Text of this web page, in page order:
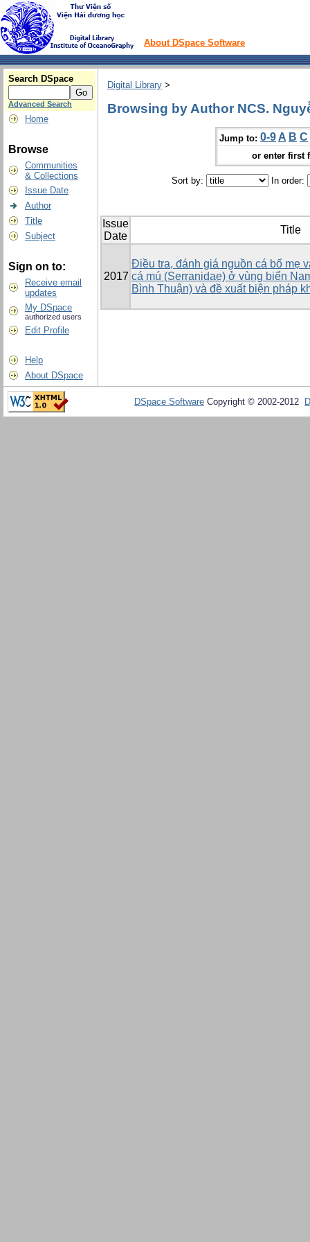
About DSpace Software
Search DSpace
Advanced Search
Home
Browse
Communities
& Collections
Issue Date
Author
Title
Subject
Sign on to:
Receive email
updates
My DSpace
authorized users
Edit Profile
Help
About DSpace
Digital Library >
Browsing by Author NCS.
Jump to: 0-9 A B C
or enter first
Sort by: In order:
Issue
Date
Title
2017
Điều tra, đánh giá nguồn cá bố mẹ
cá mú (Serranidae) ở vùng biển
Bình Thuận) và đề xuất biện pháp
DSpace Software Copyright © 2002-2012